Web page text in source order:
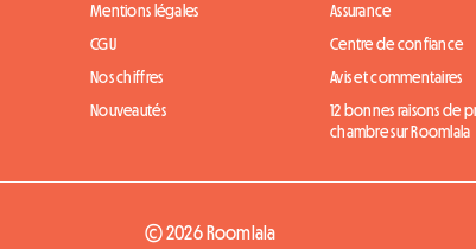
Mentions légales
CGU
Nos chiffres
Nouveautés
Assurance
Centre de confiance
Avis et commentaires
12 bonnes raisons de
chambre sur Roomlala
© 2026 Roomlala